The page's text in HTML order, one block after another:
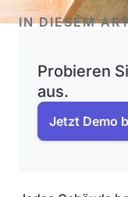
IN DIESEM
Probieren
aus.
Jetzt Demo